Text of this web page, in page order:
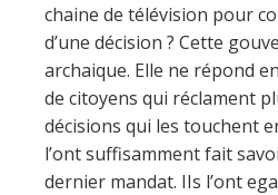
chaine de télévision pour
d’une décision ? Cette
archaique. Elle ne répond
de citoyens qui réclament
décisions qui les touchent
l’ont suffisamment fait
dernier mandat. IIs l’ont